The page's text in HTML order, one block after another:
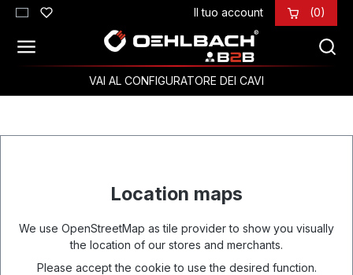
Passa al contenuto principale Il tuo account (0)
VAI AL CONFIGURATORE DEI CAVI
Location maps
We use OpenStreetMap as tile provider to show you visually
the location of our stores and merchants.
Please accept the cookie to use the desired function.